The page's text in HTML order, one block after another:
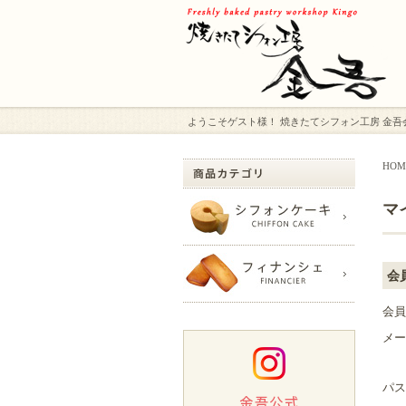
ようこそゲスト様！ 焼きたてシフォン工房 金
マ
会
会
メ
パ